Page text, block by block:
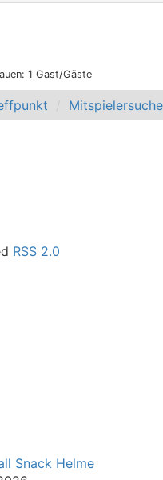
1 Gast/Gäste
Mitspielersuche
RSS 2.0
Snack Helme